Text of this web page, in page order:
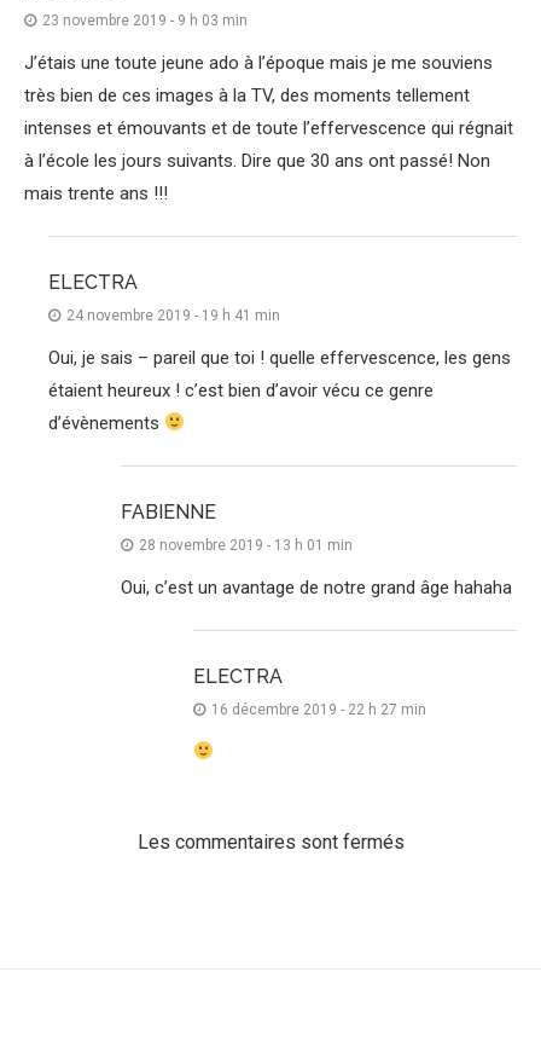
23 novembre 2019 - 9 h 03 min
J’étais une toute jeune ado à l’époque mais je me souviens
très bien de ces images à la TV, des moments tellement
intenses et émouvants et de toute l’effervescence qui régnait
à l’école les jours suivants. Dire que 30 ans ont passé! Non
mais trente ans !!!
ELECTRA
24 novembre 2019 - 19 h 41 min
Oui, je sais – pareil que toi ! quelle effervescence, les gens
étaient heureux ! c’est bien d’avoir vécu ce genre
d’évènements
FABIENNE
28 novembre 2019 - 13 h 01 min
Oui, c’est un avantage de notre grand âge hahaha
ELECTRA
16 décembre 2019 - 22 h 27 min
Les commentaires sont fermés